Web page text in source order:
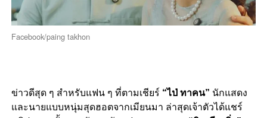
Facebook/paing takhon
ข่าวดีสุด ๆ สำหรับแฟน ๆ ที่ตามเชียร์ “ไป่ ทาคน” นักแสดง
และนายแบบหนุ่มสุดฮอตจากเมียนมา ล่าสุดเจ้าตัวได้แชร์